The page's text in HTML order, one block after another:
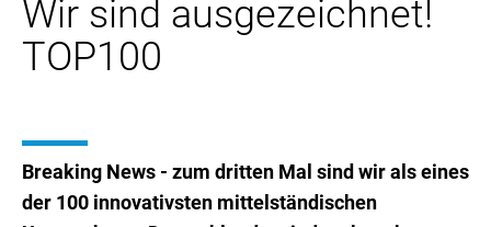
Wir sind ausgezeichnet!
TOP100
Breaking News - zum dritten Mal sind wir als eines
der 100 innovativsten mittelständischen